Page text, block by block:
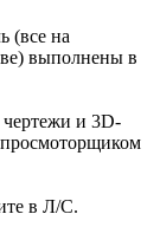
(все на
выполнены в
чертежи и 3D-
в Л/С.